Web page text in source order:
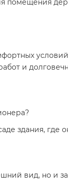
помещения
и
здания, где
вид, но